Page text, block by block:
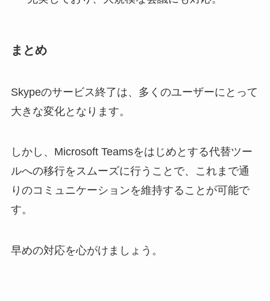
まとめ
Skypeのサービス終了は、多くのユーザーにとって
大きな変化となります。
しかし、Microsoft Teamsをはじめとする代替ツー
ルへの移行をスムーズに行うことで、これまで通
りのコミュニケーションを維持することが可能で
す。
早めの対応を心がけましょう。